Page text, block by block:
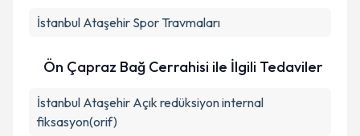
İstanbul Ataşehir Spor Travmaları
Ön Çapraz Bağ Cerrahisi ile İlgili Tedaviler
İstanbul Ataşehir Açık redüksiyon internal
fiksasyon(orif)